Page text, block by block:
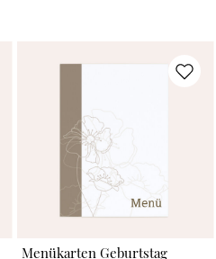
Menükarten Geburtstag